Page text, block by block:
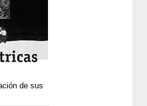
de sus